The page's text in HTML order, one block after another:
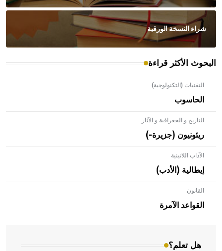
شراء النسخة الورقية
البحوث الأكثر قراءة
التقنيات (التكنولوجية)
الحاسوب
التاريخ و الجغرافية و الآثار
ريئونيون (جزيرة-)
الآداب اللاتينية
إيطالية (الأدب)
القانون
القواعد الآمرة
هل تعلم؟
- هل تعلم أن الأبلق نوع من الفنون الهندسية التي ارتبطت
بالعمارة الإسلامية في بلاد الشام ومصر خاصة، حيث يحرص
المعمار على بناء مداميكه وخاصة في الواجهات